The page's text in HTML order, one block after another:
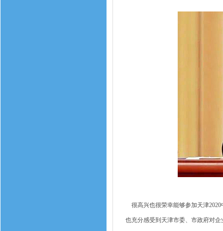
很高兴也很荣幸能够参加天津
也充分感受到天津市委、市政府对